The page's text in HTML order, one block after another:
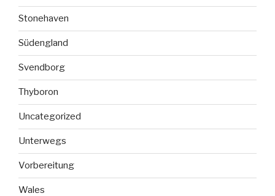
Stonehaven
Südengland
Svendborg
Thyboron
Uncategorized
Unterwegs
Vorbereitung
Wales